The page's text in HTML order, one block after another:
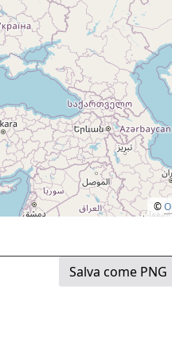
©
Salva come PNG